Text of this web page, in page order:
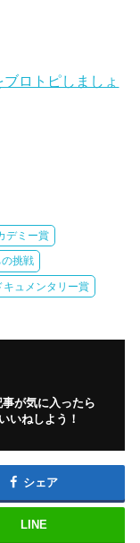
ロトピしましょ
デミー賞
挑戦
キュメンタリー賞
事が気に入ったら
いいねしよう！
シェア
LINE